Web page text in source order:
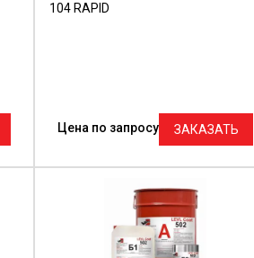
104 RAPID
Цена по запросу ЗАКАЗАТЬ